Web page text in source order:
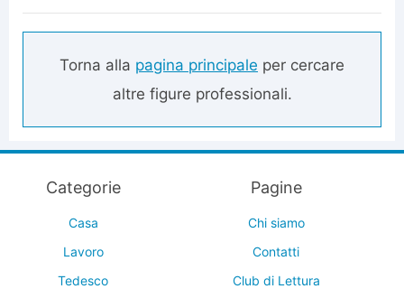
Torna alla pagina principale per cercare
altre figure professionali.
Categorie
Casa
Lavoro
Tedesco
Pagine
Chi siamo
Contatti
Club di Lettura